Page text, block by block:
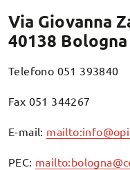
Via Giovanna
40138 Bologna
Telefono 051 393840
Fax 051 344267
E-mail:
PEC: